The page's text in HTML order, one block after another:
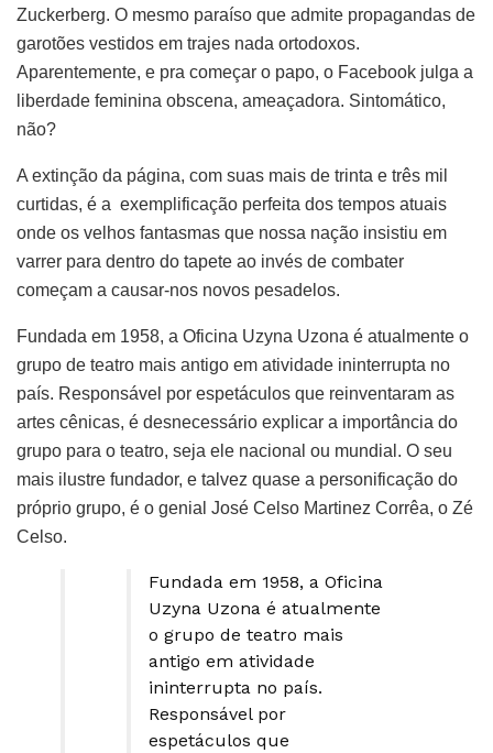
Zuckerberg. O mesmo paraíso que admite propagandas de
garotões vestidos em trajes nada ortodoxos.
Aparentemente, e pra começar o papo, o Facebook julga a
liberdade feminina obscena, ameaçadora. Sintomático,
não?
A extinção da página, com suas mais de trinta e três mil
curtidas, é a exemplificação perfeita dos tempos atuais
onde os velhos fantasmas que nossa nação insistiu em
varrer para dentro do tapete ao invés de combater
começam a causar-nos novos pesadelos.
Fundada em 1958, a Oficina Uzyna Uzona é atualmente o
grupo de teatro mais antigo em atividade ininterrupta no
país. Responsável por espetáculos que reinventaram as
artes cênicas, é desnecessário explicar a importância do
grupo para o teatro, seja ele nacional ou mundial. O seu
mais ilustre fundador, e talvez quase a personificação do
próprio grupo, é o genial José Celso Martinez Corrêa, o Zé
Celso.
Fundada em 1958, a Oficina
Uzyna Uzona é atualmente
o grupo de teatro mais
antigo em atividade
ininterrupta no país.
Responsável por
espetáculos que